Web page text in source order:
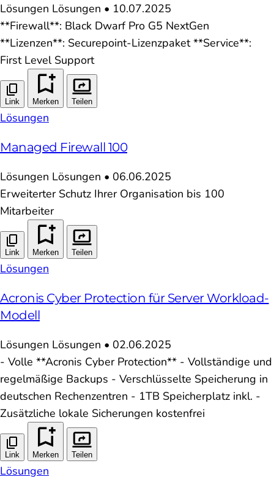
Lösungen Lösungen • 10.07.2025
**Firewall**: Black Dwarf Pro G5 NextGen
**Lizenzen**: Securepoint-Lizenzpaket **Service**:
First Level Support
Link Merken Teilen
Lösungen
Managed Firewall 100
Lösungen Lösungen • 06.06.2025
Erweiterter Schutz Ihrer Organisation bis 100
Mitarbeiter
Link Merken Teilen
Lösungen
Acronis Cyber Protection für Server Workload-
Modell
Lösungen Lösungen • 02.06.2025
- Volle **Acronis Cyber Protection** - Vollständige und
regelmäßige Backups - Verschlüsselte Speicherung in
deutschen Rechenzentren - 1TB Speicherplatz inkl. -
Zusätzliche lokale Sicherungen kostenfrei
Link Merken Teilen
Lösungen